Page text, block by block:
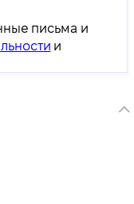
письма и
и